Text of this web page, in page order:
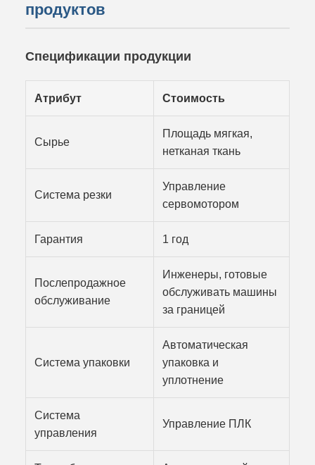
продуктов
Спецификации продукции
Атрибут Стоимость
Сырье
Площадь мягкая,
нетканая ткань
Система резки
Управление
сервомотором
Гарантия 1 год
Послепродажное
обслуживание
Инженеры, готовые
обслуживать машины
за границей
Система упаковки
Автоматическая
упаковка и
уплотнение
Система
управления
Управление ПЛК